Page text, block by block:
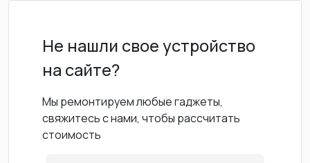
Не нашли свое устройство
на сайте?
Мы ремонтируем любые гаджеты,
свяжитесь с нами, чтобы рассчитать
стоимость